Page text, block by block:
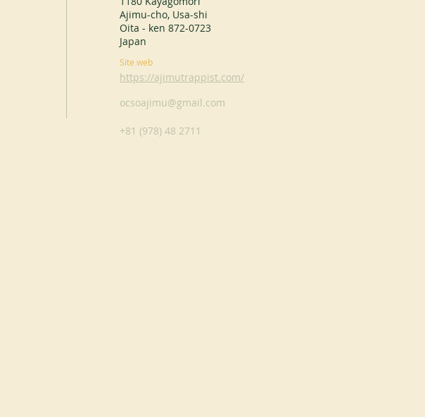
Ajimu-cho, Usa-shi
Oita - ken 872-0723
Japan
Site web
https://ajimutrappist.com/
ocsoajimu@gmail.com
+81 (978) 48 2711